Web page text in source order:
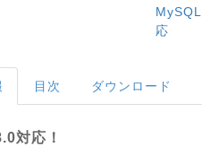
応
目次 ダウンロード
対応！